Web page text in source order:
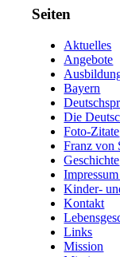
Seiten
Aktuelles
Angebote
Bayern
Die
Foto-Zitate
Franz von
Geschichte
Kinder-
Kontakt
Links
Mission